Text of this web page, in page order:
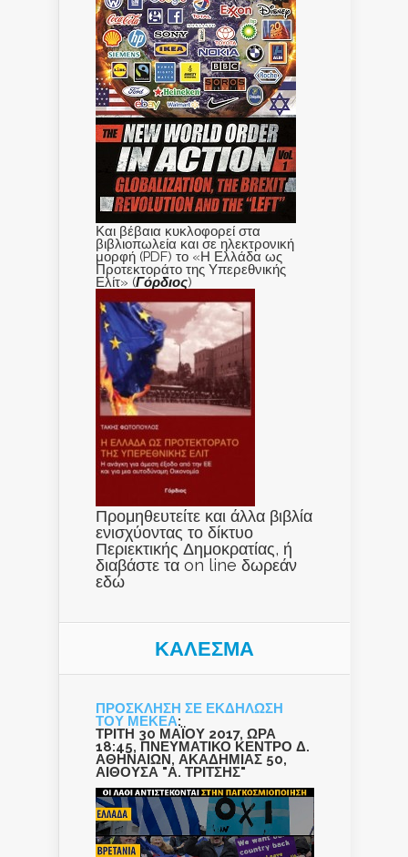
Και βέβαια κυκλοφορεί στα
βιβλιοπωλεία και σε ηλεκτρονική
μορφή (PDF) το «Η Ελλάδα ως
Προτεκτοράτο της Υπερεθνικής
Ελίτ» (Γόρδιος)
Προμηθευτείτε και άλλα βιβλία
ενισχύοντας το δίκτυο
Περιεκτικής Δημοκρατίας, ή
διαβάστε τα on line δωρεάν
εδώ
ΚΑΛΕΣΜΑ
ΠΡΟΣΚΛΗΣΗ ΣΕ ΕΚΔΗΛΩΣΗ
ΤΟΥ ΜΕΚΕΑ:
ΤΡΙΤΗ 30 ΜΑΪΟΥ 2017, ΩΡΑ
18:45, ΠΝΕΥΜΑΤΙΚΟ ΚΕΝΤΡΟ Δ.
ΑΘΗΝΑΙΩΝ, ΑΚΑΔΗΜΙΑΣ 50,
ΑΙΘΟΥΣΑ "Α. ΤΡΙΤΣΗΣ"